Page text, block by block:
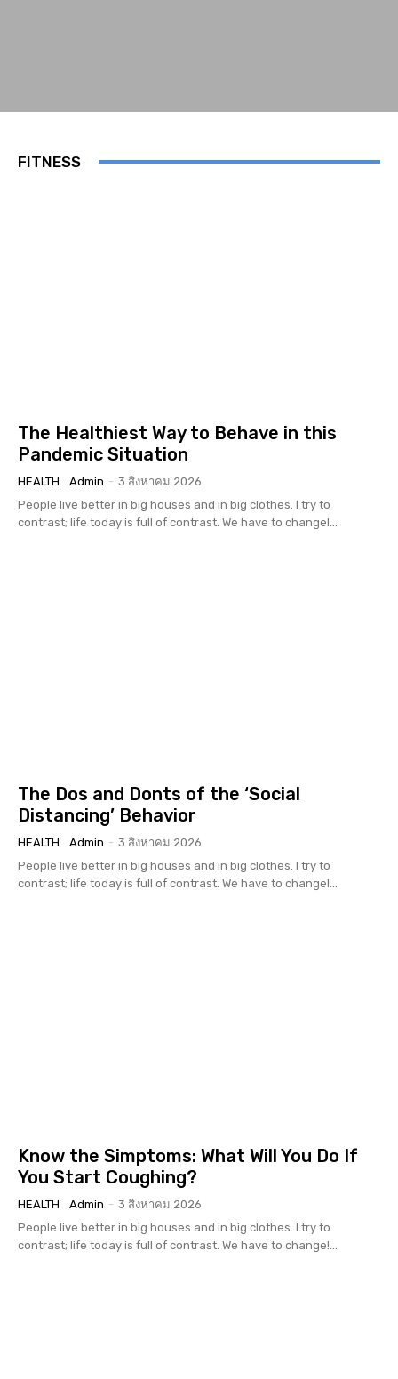
FITNESS
The Healthiest Way to Behave in this
Pandemic Situation
HEALTH Admin - 3 สิงหาคม 2026
People live better in big houses and in big clothes. I try to
contrast; life today is full of contrast. We have to change!...
The Dos and Donts of the ‘Social
Distancing’ Behavior
HEALTH Admin - 3 สิงหาคม 2026
People live better in big houses and in big clothes. I try to
contrast; life today is full of contrast. We have to change!...
Know the Simptoms: What Will You Do If
You Start Coughing?
HEALTH Admin - 3 สิงหาคม 2026
People live better in big houses and in big clothes. I try to
contrast; life today is full of contrast. We have to change!...